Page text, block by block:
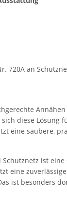
720A an
diese
eine saubere,
ist
eine
ist besonders